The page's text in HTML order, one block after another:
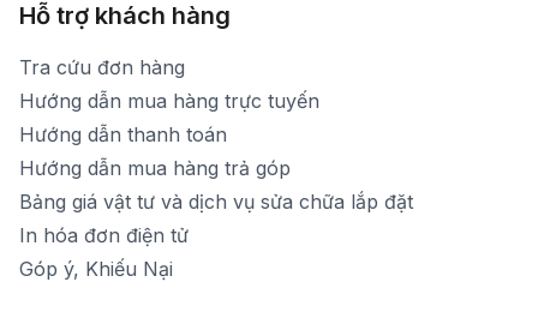
Hỗ trợ khách hàng
Tra cứu đơn hàng
Hướng dẫn mua hàng trực tuyến
Hướng dẫn thanh toán
Hướng dẫn mua hàng trả góp
Bảng giá vật tư và dịch vụ sửa chữa lắp đặt
In hóa đơn điện tử
Góp ý, Khiếu Nại